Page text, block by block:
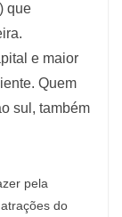
que
e maior
Quem
sul, também
pela
do